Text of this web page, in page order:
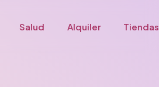
Salud Alquiler Tiendas